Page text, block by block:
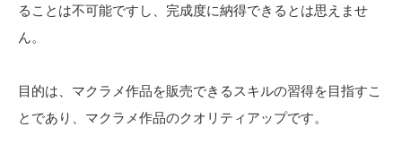
ることは不可能ですし、完成度に納得できるとは思えませ
ん。
目的は、マクラメ作品を販売できるスキルの習得を目指すこ
とであり、マクラメ作品のクオリティアップです。